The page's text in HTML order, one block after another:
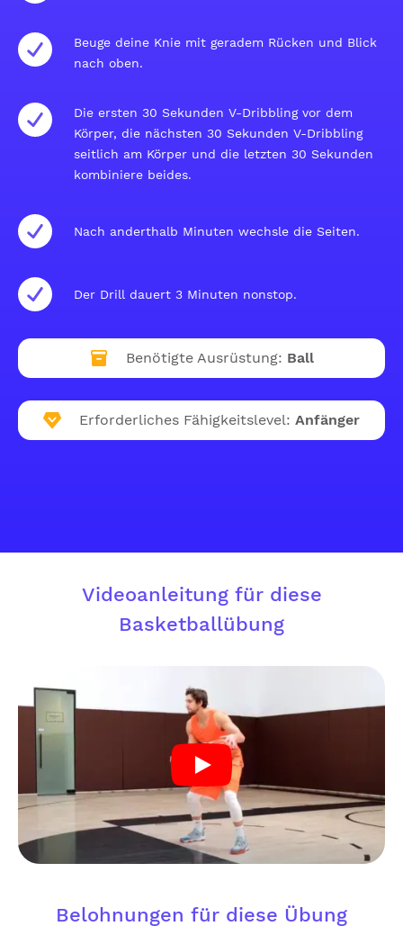
Beuge deine Knie mit geradem Rücken und Blick
nach oben.
Die ersten 30 Sekunden V-Dribbling vor dem
Körper, die nächsten 30 Sekunden V-Dribbling
seitlich am Körper und die letzten 30 Sekunden
kombiniere beides.
Nach anderthalb Minuten wechsle die Seiten.
Der Drill dauert 3 Minuten nonstop.
Benötigte Ausrüstung: Ball
Erforderliches Fähigkeitslevel: Anfänger
Videoanleitung für diese
Basketballübung
Belohnungen für diese Übung